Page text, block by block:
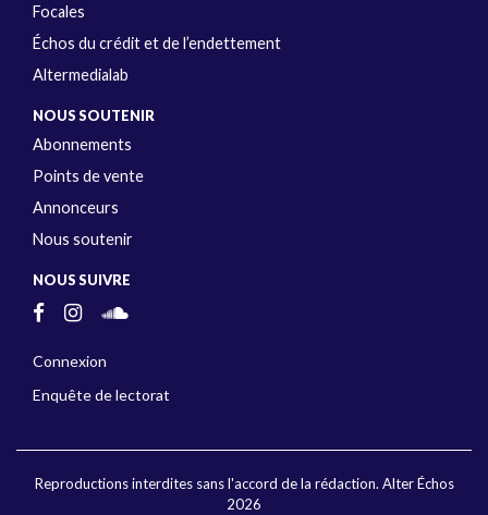
Focales
Échos du crédit et de l’endettement
Altermedialab
NOUS SOUTENIR
Abonnements
Points de vente
Annonceurs
Nous soutenir
NOUS SUIVRE
Connexion
Enquête de lectorat
Reproductions interdites sans l'accord de la rédaction. Alter Échos
2026